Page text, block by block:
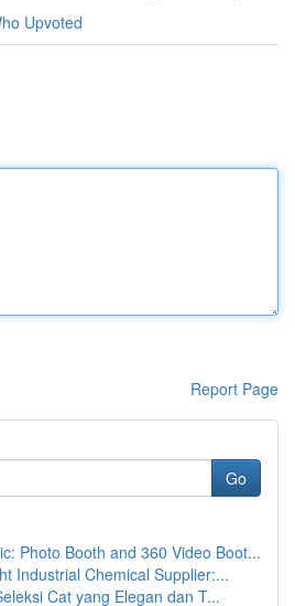
Upvoted
Report Page
Go
Photo Booth and 360 Video Boot...
Industrial Chemical Supplier:...
Cat yang Elegan dan T...